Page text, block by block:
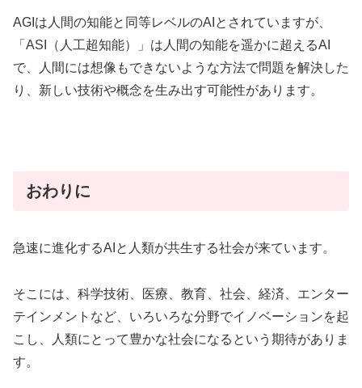
AGIは人間の知能と同等レベルのAIとされていますが、
「ASI（人工超知能）」は人間の知能を遥かに超えるAI
で、人間には想像もできないような方法で問題を解決した
り、新しい技術や概念を生み出す可能性があります。
おわりに
急速に進化するAIと人類が共生する社会が来ています。
そこには、科学技術、医療、教育、社会、経済、エンター
テインメントなど、いろいろな分野でイノベーションを起
こし、人類にとって豊かな社会になるという期待がありま
す。